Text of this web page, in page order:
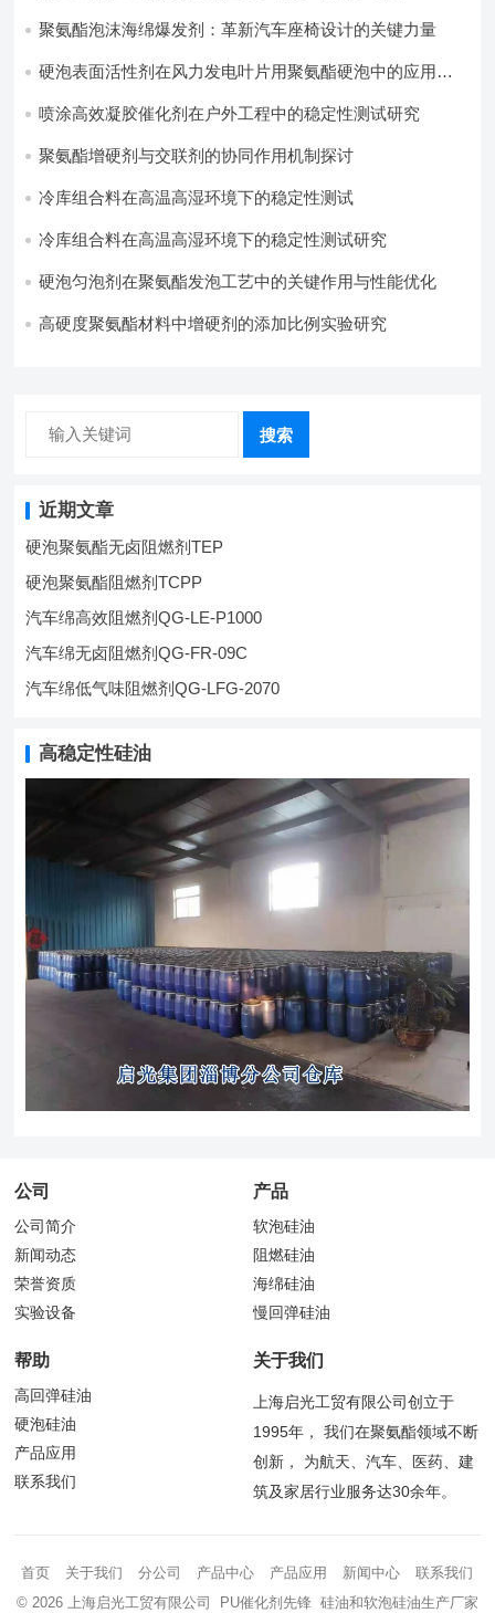
聚氨酯泡沫海绵爆发剂：革新汽车座椅设计的关键力量​
硬泡表面活性剂在风力发电叶片用聚氨酯硬泡中的应用实
喷涂高效凝胶催化剂在户外工程中的稳定性测试研究
聚氨酯增硬剂与交联剂的协同作用机制探讨
冷库组合料在高温高湿环境下的稳定性测试​
冷库组合料在高温高湿环境下的稳定性测试研究
硬泡匀泡剂在聚氨酯发泡工艺中的关键作用与性能优化
高硬度聚氨酯材料中增硬剂的添加比例实验研究
搜索
近期文章
硬泡聚氨酯无卤阻燃剂TEP
硬泡聚氨酯阻燃剂TCPP
汽车绵高效阻燃剂QG-LE-P1000
汽车绵无卤阻燃剂QG-FR-09C
汽车绵低气味阻燃剂QG-LFG-2070
高稳定性硅油
公司
公司简介
新闻动态
荣誉资质
实验设备
产品
软泡硅油
阻燃硅油
海绵硅油
慢回弹硅油
帮助
高回弹硅油
硬泡硅油
产品应用
联系我们
关于我们
上海启光工贸有限公司创立于
1995年， 我们在聚氨酯领域不断
创新， 为航天、汽车、医药、建
筑及家居行业服务达30余年。
首页 关于我们 分公司 产品中心 产品应用 新闻中心
联系我们
© 2026 上海启光工贸有限公司 PU催化剂先锋 硅油和软泡硅油生产厂家